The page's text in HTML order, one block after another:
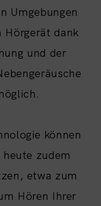
Umgebungen
Hörgerät dank
und der
können
zudem
etwa zum
Hören Ihrer